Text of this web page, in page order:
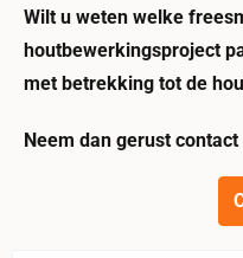
Wilt u weten welke
houtbewerkingsproject
met betrekking tot de
Neem dan gerust